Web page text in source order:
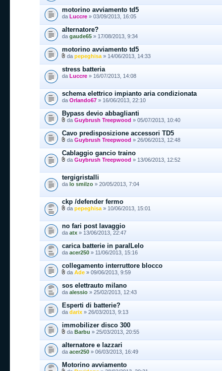
motorino avviamento td5
da Luccre » 03/09/2013, 16:05
alternatore?
da gaude65 » 17/08/2013, 9:34
motorino avviamento td5
da pepeghisa » 14/06/2013, 14:33
stress batteria
da Luccre » 16/07/2013, 14:08
schema elettrico impianto aria condizionata
da Orlando67 » 16/06/2013, 22:10
Bypass devio abbaglianti
da Guybrush Treepwood » 05/07/2013, 10:40
Cavo predisposizione accessori TD5
da Guybrush Treepwood » 26/06/2013, 12:48
Cablaggio gancio traino
da Guybrush Treepwood » 13/06/2013, 12:52
tergigristalli
da lo smilzo » 20/05/2013, 7:04
ckp /defender fermo
da pepeghisa » 10/06/2013, 15:01
no fari post lavaggio
da atx » 13/06/2013, 22:47
carica batterie in paralLelo
da acer250 » 11/06/2013, 15:16
collegamento interruttore blocco
da Ade » 09/06/2013, 9:59
sos elettrauto milano
da alessio » 25/02/2013, 12:43
Esperti di batterie?
da darix » 26/03/2013, 9:13
immobilizer disco 300
da Barbu » 25/03/2013, 20:55
alternatore e lazzari
da acer250 » 06/03/2013, 16:49
Motorino avviamento